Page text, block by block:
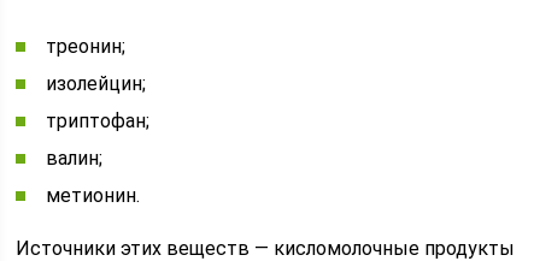
треонин;
изолейцин;
триптофан;
валин;
метионин.
Источники этих веществ — кисломолочные продукты